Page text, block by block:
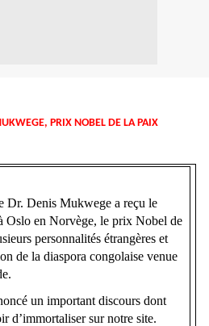
PRIX NOBEL DE LA PAIX
Dr. Denis Mukwege a reçu le
Oslo en Norvège, le prix Nobel de
personnalités étrangères et
de la diaspora congolaise venue
un important discours dont
d’immortaliser sur notre site.